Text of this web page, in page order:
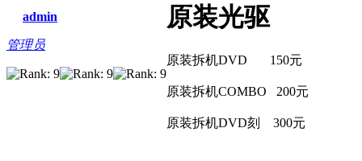
admin
管理员
原装光驱
原装拆机DVD 150元
原装拆机COMBO 200元
原装拆机DVD刻 300元